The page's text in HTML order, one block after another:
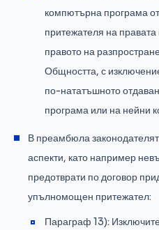
компютърна програма
притежателя на
правото на
Общността, с
по-нататъшното
програма или на нейни
В преамбюла
аспекти, като например
предотврати по договор
упълномощен притежател:
Параграф 13):